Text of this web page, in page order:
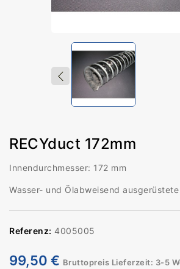
RECYduct 172mm
Innendurchmesser: 172 mm
Wasser- und Ölabweisend
Referenz: 4005005
99,50 € Bruttopreis Lieferzeit: 3-5